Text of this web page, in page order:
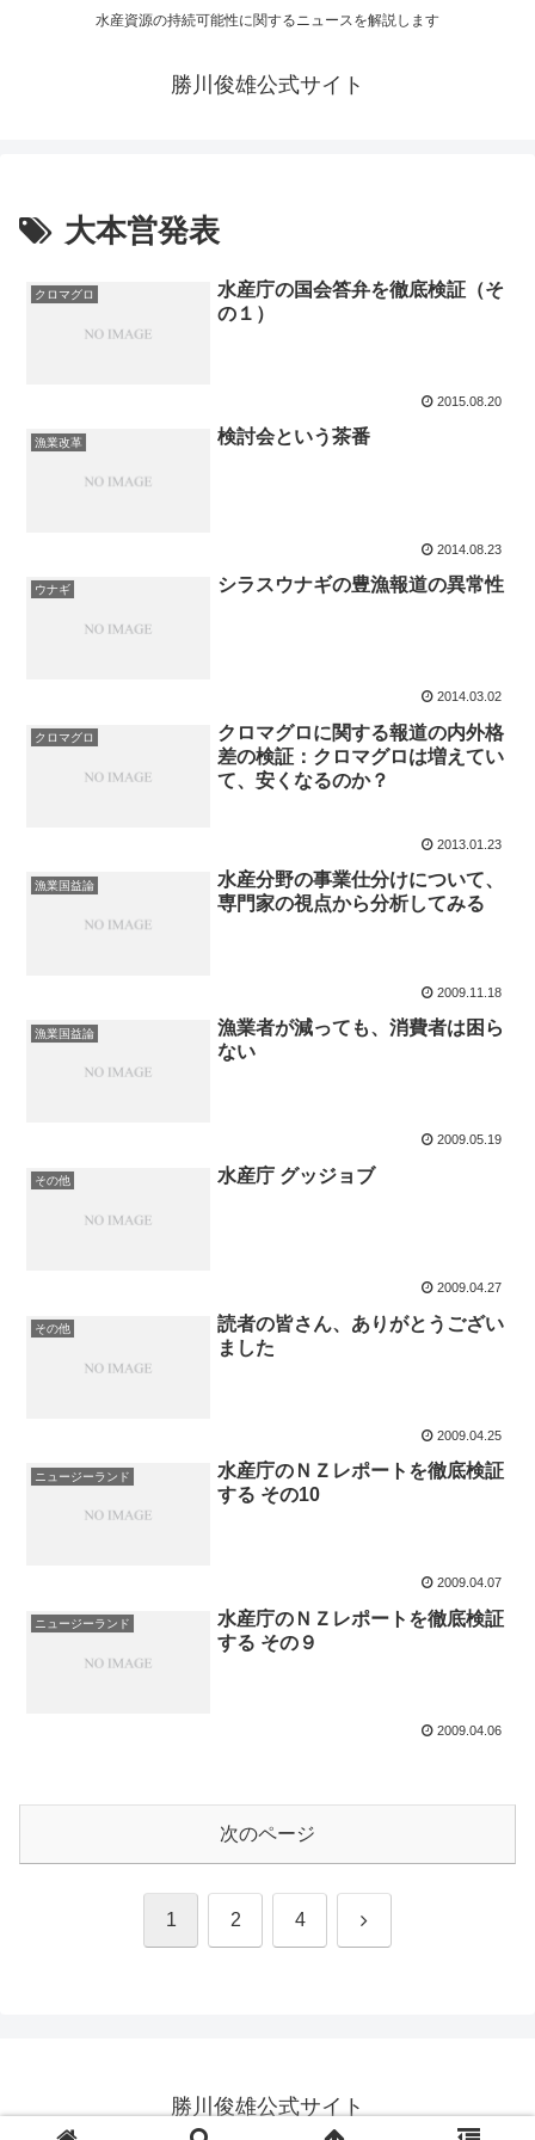
水産資源の持続可能性に関するニュースを解説します
勝川俊雄公式サイト
大本営発表
クロマグロ
水産庁の国会答弁を徹底検証（そ
の１）
2015.08.20
漁業改革 検討会という茶番
2014.08.23
ウナギ シラスウナギの豊漁報道の異常性
2014.03.02
クロマグロ
クロマグロに関する報道の内外格
差の検証：クロマグロは増えてい
て、安くなるのか？
2013.01.23
漁業国益論
水産分野の事業仕分けについて、
専門家の視点から分析してみる
2009.11.18
漁業国益論
漁業者が減っても、消費者は困ら
ない
2009.05.19
その他 水産庁 グッジョブ
2009.04.27
その他
読者の皆さん、ありがとうござい
ました
2009.04.25
ニュージーランド
水産庁のＮＺレポートを徹底検証
する その10
2009.04.07
ニュージーランド
水産庁のＮＺレポートを徹底検証
する その９
2009.04.06
次のページ
1 2 4 次
勝川俊雄公式サイト